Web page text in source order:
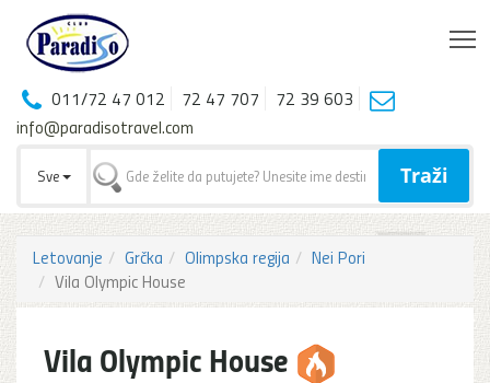
011/72 47 012 72 47 707
72 39 603
info@paradisotravel.com
Sve Traži
Letovanje Grčka Olimpska regija
Nei Pori
Vila Olympic House
Vila Olympic House